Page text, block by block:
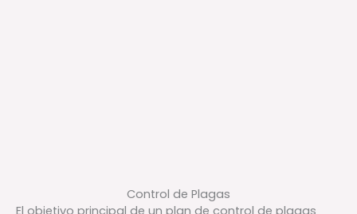
Control de Plagas
El objetivo principal de un plan de control de plagas